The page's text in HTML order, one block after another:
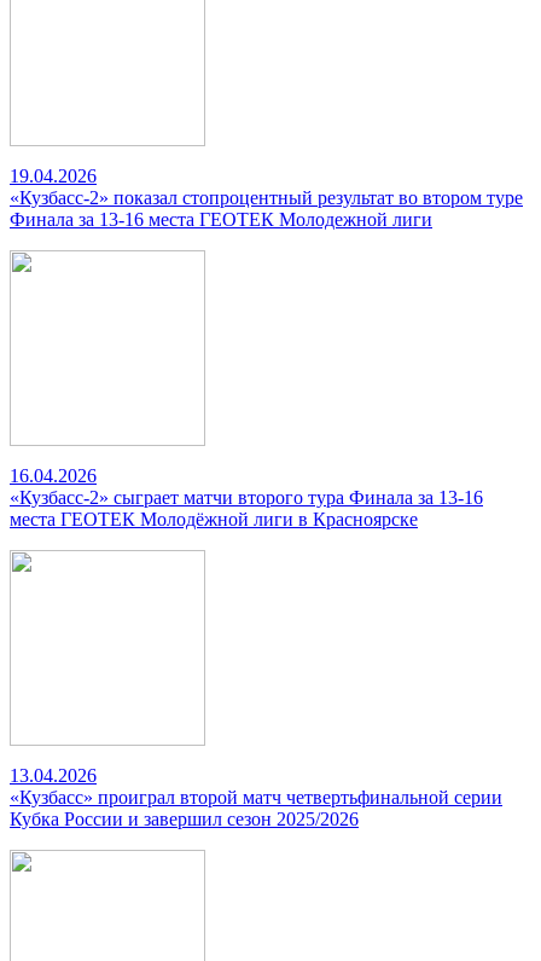
19.04.2026
«Кузбасс-2» показал стопроцентный результат во втором туре
Финала за 13-16 места ГЕОТЕК Молодежной лиги
16.04.2026
«Кузбасс-2» сыграет матчи второго тура Финала за 13-16
места ГЕОТЕК Молодёжной лиги в Красноярске
13.04.2026
«Кузбасс» проиграл второй матч четвертьфинальной серии
Кубка России и завершил сезон 2025/2026